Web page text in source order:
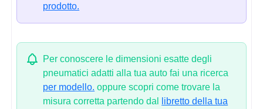
prodotto.
Per conoscere le dimensioni esatte degli
pneumatici adatti alla tua auto fai una ricerca
per modello. oppure scopri come trovare la
misura corretta partendo dal
libretto della tua